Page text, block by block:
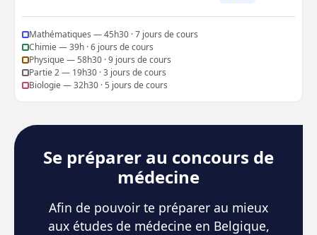
Mathématiques — 45h30 · 7 jours de cours
Chimie — 39h · 6 jours de cours
Physique — 58h30 · 9 jours de cours
Partie 2 — 19h30 · 3 jours de cours
Biologie — 32h30 · 5 jours de cours
Se préparer au concours de
médecine
Afin de pouvoir te préparer au mieux
aux études de médecine en Belgique,